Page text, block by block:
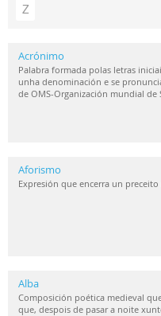
Z
Acrónimo
Palabra formada polas letras
unha denominación e se
de OMS-Organización mundial de
Aforismo
Expresión que encerra un
Alba
Composición poética medieval
que, despois de pasar a noite